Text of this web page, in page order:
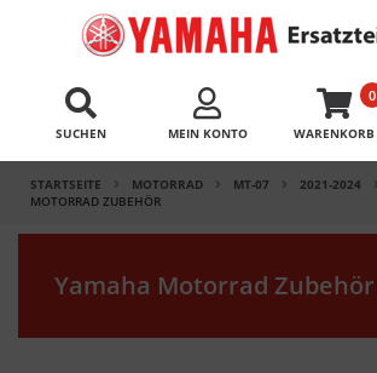
SUCHEN MEIN KONTO
0
WARENKORB
STARTSEITE MOTORRAD MT-07 2021-2024
MOTORRAD ZUBEHÖR
Yamaha Motorrad Zubehör